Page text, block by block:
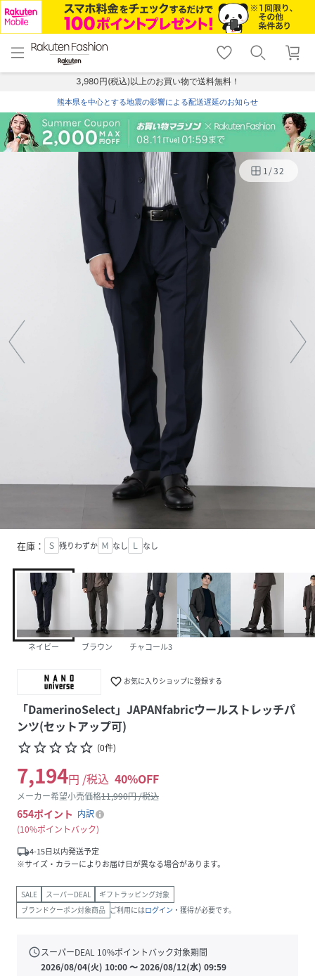
menu home
トップ
shopping_cart lock_outline
ログイン
3,980円(税込)以上のお買い物で送料無料！
熊本県を中心とする地震の影響による配送遅延のお知らせ
1/32
在庫： Ｓ 残りわずか Ｍ なし Ｌ なし
ネイビー ブラウン チャコール3
favorite_border お気に入りショップに登録する
「DamerinoSelect」JAPANfabricウールストレッチパ
ンツ(セットアップ可)
star_borderstar_borderstar_borderstar_borderstar_border (0件)
7,194円 /税込 40%OFF
メーカー希望小売価格11,990円 /税込
654ポイント 内訳
10%ポイントバック
local_shipping4-15日以内発送予定
※サイズ・カラーによりお届け日が異なる場合があります。
SALE スーパーDEAL
ギフトラッピング対象
ブランドクーポン対象商品 ご利用にはログイン ・獲得が必要です。
scheduleスーパーDEAL 10%ポイントバック対象期間
2026/08/04(火) 10:00〜2026/08/12(水) 09:59